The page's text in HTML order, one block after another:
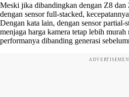
Meski jika dibandingkan dengan Z8
dengan sensor full-stacked,
Dengan kata lain, dengan sensor partial-
menjaga harga kamera tetap lebih
performanya dibanding generasi